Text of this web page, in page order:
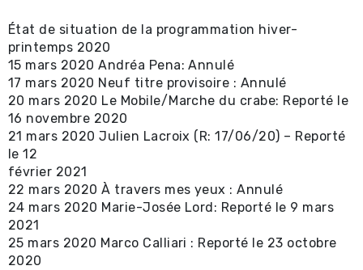
État de situation de la programmation hiver-
printemps 2020
15 mars 2020 Andréa Pena: Annulé
17 mars 2020 Neuf titre provisoire : Annulé
20 mars 2020 Le Mobile/Marche du crabe: Reporté le
16 novembre 2020
21 mars 2020 Julien Lacroix (R: 17/06/20) – Reporté
le 12
février 2021
22 mars 2020 À travers mes yeux : Annulé
24 mars 2020 Marie-Josée Lord: Reporté le 9 mars
2021
25 mars 2020 Marco Calliari : Reporté le 23 octobre
2020
Certificat-cadeau
Achat en ligne -
Spectacles locaux
locations ⧉
Renseignements
Promotions
Location et